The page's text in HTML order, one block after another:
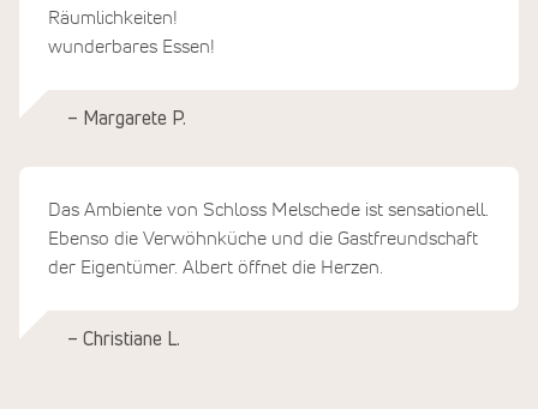
Räumlichkeiten!
wunderbares Essen!
– Margarete P.
Das Ambiente von Schloss Melschede ist sensationell.
Ebenso die Verwöhnküche und die Gastfreundschaft
der Eigentümer. Albert öffnet die Herzen.
– Christiane L.